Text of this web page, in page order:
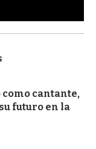
cantante,
futuro en la